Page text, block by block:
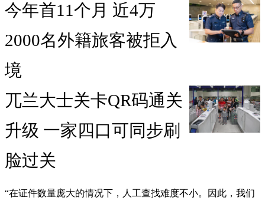
今年首11个月 近4万
2000名外籍旅客被拒入
境
兀兰大士关卡QR码通关
升级 一家四口可同步刷
脸过关
“在证件数量庞大的情况下，人工查找难度不小。因此，我们